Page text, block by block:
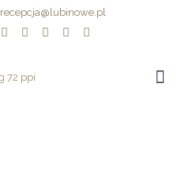
recepcja@lubinowe.pl